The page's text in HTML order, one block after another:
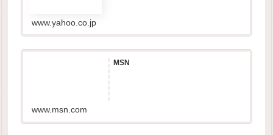
www.yahoo.co.jp
MSN
www.msn.com